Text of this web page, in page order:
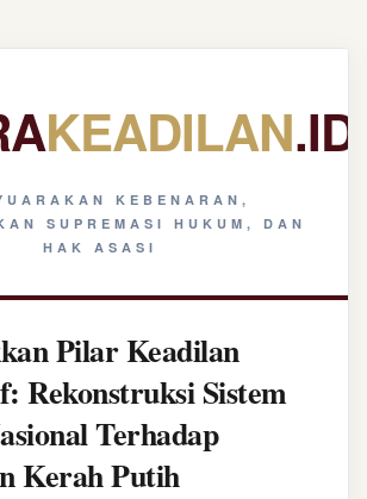
KEADILAN.ID
KEBENARAN,
SUPREMASI HUKUM, DAN
HAK ASASI
Pilar Keadilan
Rekonstruksi Sistem
Terhadap
Kerah Putih